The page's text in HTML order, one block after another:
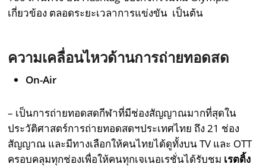
เกี่ยวข้อง ตลอดระยะเวลาการแข่งขัน เป็นต้น
ความเคลื่อนไหวด้านการถ่ายทอดสด
On-Air
– เป็นการถ่ายทอดสดกีฬาที่มีช่องสัญญาณมากที่สุดใน
ประวัติศาสตร์การถ่ายทอดสดฯประเทศไทย ถึง 21 ช่อง
สัญญาณ และมีทางเลือกให้คนไทยได้ดูทั้งบน TV และ OTT
ครอบคลุมทุกช่องเพื่อให้คนทุกเจเนอเรชั่นได้รับชม เรตติ้ง